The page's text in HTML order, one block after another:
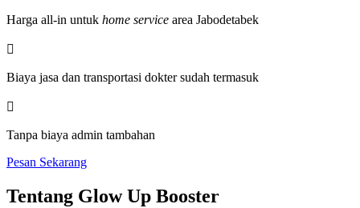
Harga all-in untuk home service area Jabodetabek

Biaya jasa dan transportasi dokter sudah termasuk

Tanpa biaya admin tambahan
Pesan Sekarang
Tentang Glow Up Booster